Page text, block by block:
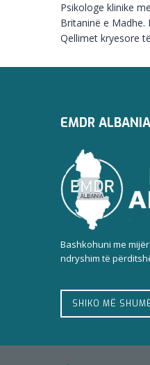
Psikologe klinike
Britaninë e Madhe.
Qellimet kryesore
EMDR ALBANIA
Bashkohuni me
ndryshim të
SHIKO MË